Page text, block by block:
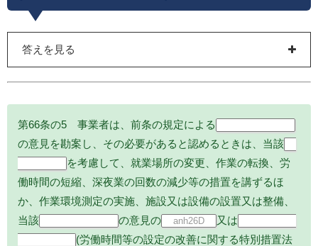
答えを見る
第66条の5 事業者は、前条の規定による
の意見を勘案し、その必要があると認めるときは、当該
を考慮して、就業場所の変更、作業の転換、労
働時間の短縮、深夜業の回数の減少等の措置を講ずるほ
か、作業環境測定の実施、施設又は設備の設置又は整備、
当該
の意見の anh26D 又は
(労働時間等の設定の改善に関する特別措置法